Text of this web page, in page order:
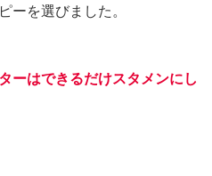
ーを選びました。
ーはできるだけスタメンにし